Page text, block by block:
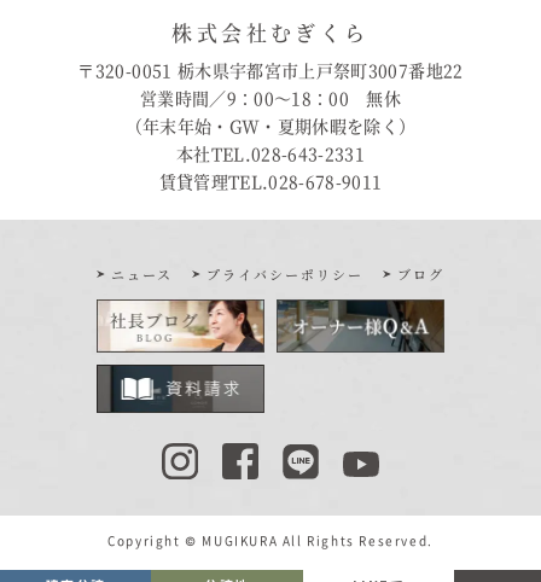
株式会社むぎくら
〒320-0051 栃木県宇都宮市上戸祭町3007番地22
営業時間／9：00〜18：00 無休
（年末年始・GW・夏期休暇を除く）
本社TEL.028-643-2331
賃貸管理TEL.028-678-9011
ニュース プライバシーポリシー ブログ
Copyright © MUGIKURA All Rights Reserved.